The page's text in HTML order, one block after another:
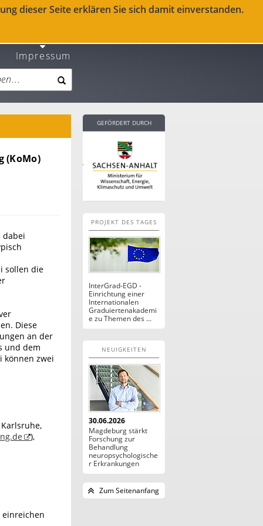
dieser Seite erklären Sie sich damit einverstanden.
Impressum
(KoMo)
dabei
sollen die
Diese
an der
und dem
können zwei
),
einreichen
GEFÖRDERT DURCH
PROJEKT DES TAGES
InterGrad-EGD -
Einrichtung einer
Internationalen
Graduiertenakademi
e zu Themen des ...
NEUIGKEITEN
30.06.2026
Magdeburg stärkt
Forschung zur
Behandlung
neuropsychologische
r Erkrankungen
Zum Seitenanfang